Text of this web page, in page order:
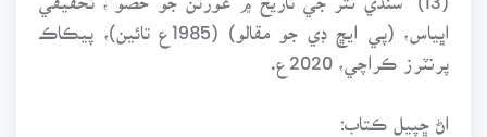
اڀياس، (پي ايڇ ڊي جو مقالو) (1985ع تائين)، پيڪاڪ
پرنٽرز ڪراچي، 2020ع.
اڻ ڇپيل ڪتاب: